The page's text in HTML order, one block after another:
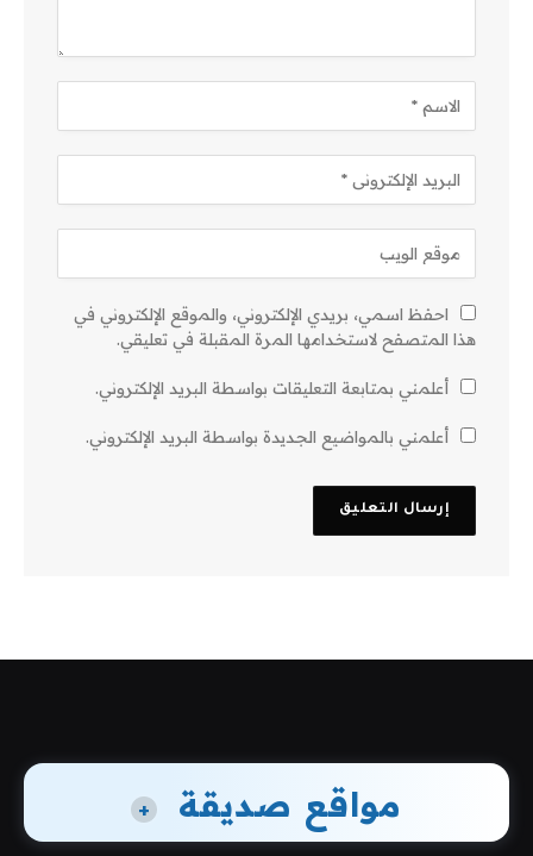
احفظ اسمي، بريدي الإلكتروني، والموقع الإلكتروني في
هذا المتصفح لاستخدامها المرة المقبلة في تعليقي.
أعلمني بمتابعة التعليقات بواسطة البريد الإلكتروني.
أعلمني بالمواضيع الجديدة بواسطة البريد الإلكتروني.
مواقع صديقة +